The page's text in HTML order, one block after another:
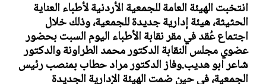
انتخبت الهيئة العامة للجمعية الأردنية لأطباء العناية
الحثيثة، هيئة إدارية جديدة للجمعية، وذلك خلال
اجتماع عُقد في مقر نقابة الأطباء اليوم السبت بحضور
عضوي مجلس النقابة الدكتور محمد الطراونة والدكتور
شاعر ابو هديب.وفاز الدكتور مراد حطاب بمنصب رئيس
الجمعية، في حين ضمت الهيئة الإدارية الجديدة